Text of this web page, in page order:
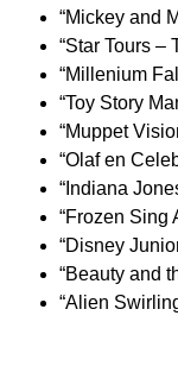
“Mickey and
“Star Tours –
“Millenium
“Toy Story
“Muppet
“Olaf en
“Indiana
“Frozen Sing
“Disney
“Beauty and
“Alien